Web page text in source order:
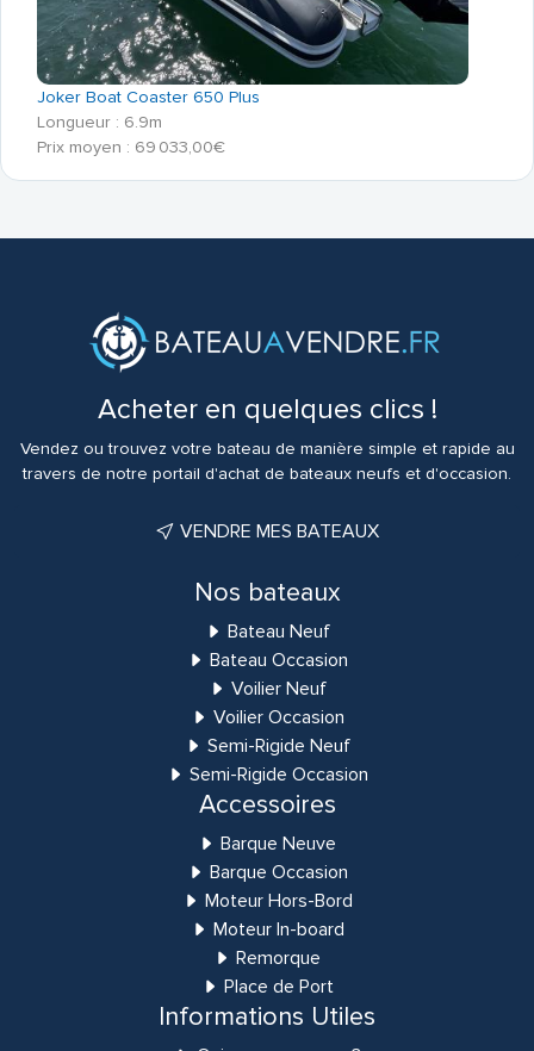
Joker Boat Coaster 650 Plus
Longueur : 6.9m
Prix moyen : 69 033,00€
Acheter en quelques clics !
Vendez ou trouvez votre bateau de manière simple et rapide au
travers de notre portail d'achat de bateaux neufs et d'occasion.
VENDRE MES BATEAUX
Nos bateaux
Bateau Neuf
Bateau Occasion
Voilier Neuf
Voilier Occasion
Semi-Rigide Neuf
Semi-Rigide Occasion
Accessoires
Barque Neuve
Barque Occasion
Moteur Hors-Bord
Moteur In-board
Remorque
Place de Port
Informations Utiles